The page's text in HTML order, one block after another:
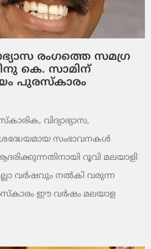
രംഗത്തെ സമഗ്ര
കെ. സാമിന്
പുരസ്‌കാരം
വിദ്യാഭ്യാസ,
സംഭാവനകൾ
റൂവി മലയാളി
വർഷവും നൽകി വരുന്ന
ഈ വർഷം മലയാള